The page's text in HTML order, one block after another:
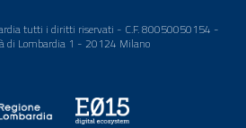
tutti i diritti riservati - C.F. 80050050154 -
di Lombardia 1 - 20124 Milano